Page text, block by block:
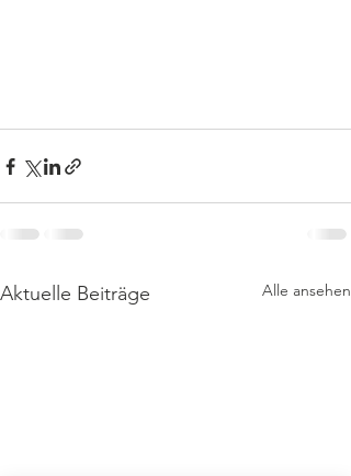
Aktuelle Beiträge Alle ansehen